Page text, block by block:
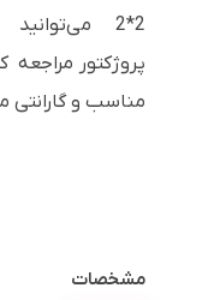
2*2
پروژکتور
مناسب و گارانتی
مشخصات